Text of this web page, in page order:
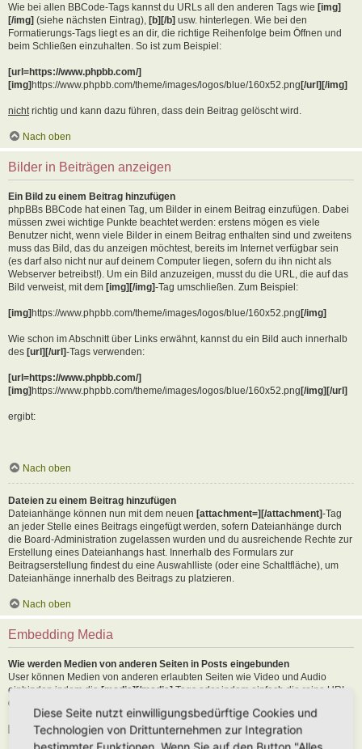
Wie bei allen BBCode-Tags kannst du URLs all den anderen Tags wie [img]
[/img] (siehe nächsten Eintrag), [b][/b] usw. hinterlegen. Wie bei den
Formatierungs-Tags liegt es an dir, die richtige Reihenfolge beim Öffnen und
beim Schließen einzuhalten. So ist zum Beispiel:
[url=https://www.phpbb.com/]
[img]https://www.phpbb.com/theme/images/logos/blue/160x52.png[/url][/img]
nicht richtig und kann dazu führen, dass dein Beitrag gelöscht wird.
Nach oben
Bilder in Beiträgen anzeigen
Ein Bild zu einem Beitrag hinzufügen
phpBBs BBCode hat einen Tag, um Bilder in einem Beitrag einzufügen. Dabei
müssen zwei wichtige Punkte beachtet werden: erstens mögen es viele
Benutzer nicht, wenn viele Bilder in einem Beitrag enthalten sind und zweitens
muss das Bild, das du anzeigen möchtest, bereits im Internet verfügbar sein
(es darf also nicht nur auf deinem Computer liegen, sofern du ihn nicht als
Webserver betreibst!). Um ein Bild anzuzeigen, musst du die URL, die auf das
Bild verweist, mit dem [img][/img]-Tag umschließen. Zum Beispiel:
[img]https://www.phpbb.com/theme/images/logos/blue/160x52.png[/img]
Wie schon im Abschnitt über Links erwähnt, kannst du ein Bild auch innerhalb
des [url][/url]-Tags verwenden:
[url=https://www.phpbb.com/]
[img]https://www.phpbb.com/theme/images/logos/blue/160x52.png[/img][/url]
ergibt:
Nach oben
Dateien zu einem Beitrag hinzufügen
Dateianhänge können nun mit dem neuen [attachment=][/attachment]-Tag
an jeder Stelle eines Beitrags eingefügt werden, sofern Dateianhänge durch
die Board-Administration zugelassen wurden und du ausreichende Rechte zur
Erstellung eines Dateianhangs hast. Innerhalb des Formulars zur
Beitragserstellung findest du eine Auswahlliste (oder eine Schaltfläche), um
Dateianhänge innerhalb des Beitrags zu platzieren.
Nach oben
Embedding Media
Wie werden Medien von anderen Seiten in Posts eingebunden
User können Medien von anderen erlaubten Seiten wie Video und Audio
einbinden indem die [media][/media] Tags oder indem einfach die reine URL
der erlaubten Seite in den Text kopiert wird. Als Beispiel:
[media]https://youtu.be/Ne18ZQ7LLI0[/media]
Diese Seite nutzt einwilligungsbedürftige Cookies und
Technologien von Drittunternehmen zur Integration